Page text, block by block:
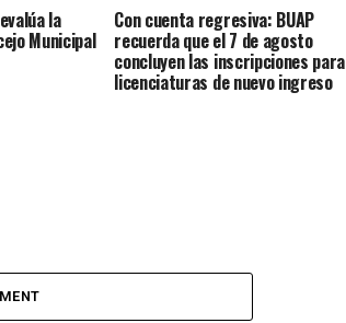
la
Municipal
Con cuenta regresiva: BUAP
recuerda que el 7 de agosto
concluyen las inscripciones para
licenciaturas de nuevo ingreso